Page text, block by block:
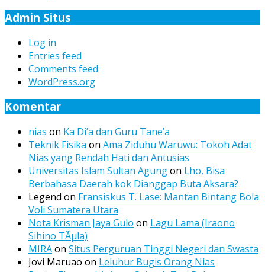
Admin Situs
Log in
Entries feed
Comments feed
WordPress.org
Komentar
nias on Ka Di’a dan Guru Tane’a
Teknik Fisika on Ama Ziduhu Waruwu: Tokoh Adat
Nias yang Rendah Hati dan Antusias
Universitas Islam Sultan Agungon Lho, Bisa
Berbahasa Daerah kok Dianggap Buta Aksara?
Legend on Fransiskus T. Lase: Mantan Bintang Bola
Voli Sumatera Utara
Nota Krisman Jaya Gulo on Lagu Lama (Iraono
Sihino TÃµla)
MIRAon Situs Perguruan Tinggi Negeri dan Swasta
Jovi Maruao on Leluhur Bugis Orang Nias